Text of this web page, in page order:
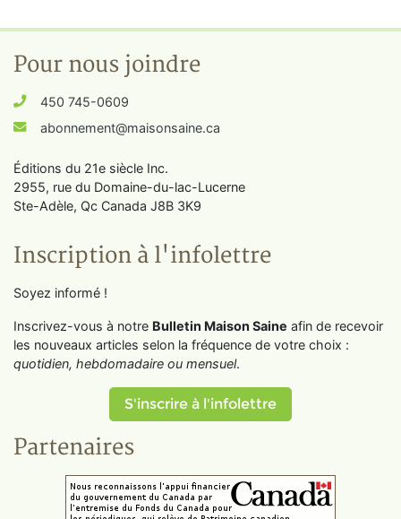
Pour nous joindre
450 745-0609
abonnement@maisonsaine.ca
Éditions du 21e siècle Inc.
2955, rue du Domaine-du-lac-Lucerne
Ste-Adèle, Qc Canada J8B 3K9
Inscription à l'infolettre
Soyez informé !
Inscrivez-vous à notre Bulletin Maison Saine afin de recevoir
les nouveaux articles selon la fréquence de votre choix :
quotidien, hebdomadaire ou mensuel.
S'inscrire à l'infolettre
Partenaires